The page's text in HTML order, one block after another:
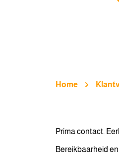
Home
Prima contact.
Bereikbaarheid